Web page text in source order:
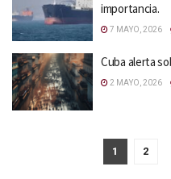
importancia.
7 MAYO, 2026
Cuba alerta
2 MAYO, 2026
1 2